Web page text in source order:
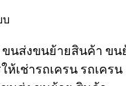
บ
ขนส่งขนย้ายสินค้า ขน
ห้เช่ารถเครน รถเครน